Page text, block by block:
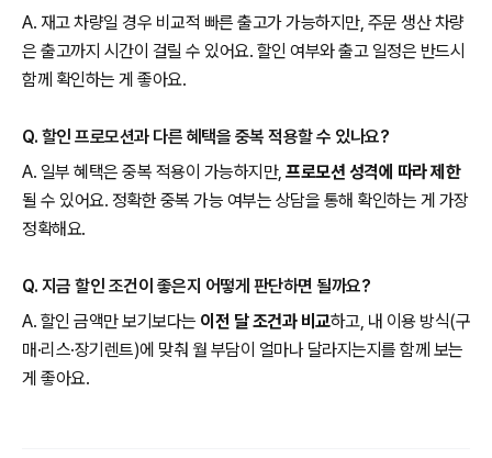
A. 재고 차량일 경우 비교적 빠른 출고가 가능하지만, 주문 생산 차량
은 출고까지 시간이 걸릴 수 있어요. 할인 여부와 출고 일정은 반드시
함께 확인하는 게 좋아요.
Q. 할인 프로모션과 다른 혜택을 중복 적용할 수 있나요?
A. 일부 혜택은 중복 적용이 가능하지만, 프로모션 성격에 따라 제한
될 수 있어요. 정확한 중복 가능 여부는 상담을 통해 확인하는 게 가장
정확해요.
Q. 지금 할인 조건이 좋은지 어떻게 판단하면 될까요?
A. 할인 금액만 보기보다는 이전 달 조건과 비교하고, 내 이용 방식(구
매·리스·장기렌트)에 맞춰 월 부담이 얼마나 달라지는지를 함께 보는
게 좋아요.